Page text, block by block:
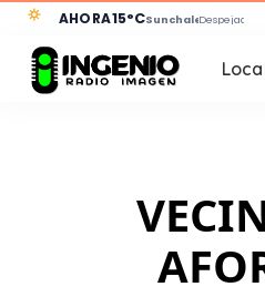
AHORA15°CSunchalesDespejado